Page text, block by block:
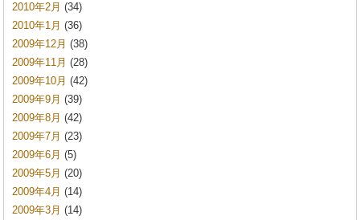
2010年2月 (34)
2010年1月 (36)
2009年12月 (38)
2009年11月 (28)
2009年10月 (42)
2009年9月 (39)
2009年8月 (42)
2009年7月 (23)
2009年6月 (5)
2009年5月 (20)
2009年4月 (14)
2009年3月 (14)